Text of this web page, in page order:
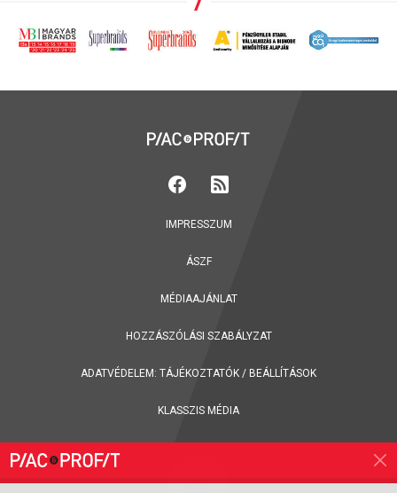
IMPRESSZUM
ÁSZF
MÉDIAAJÁNLAT
HOZZÁSZÓLÁSI SZABÁLYZAT
ADATVÉDELEM: TÁJÉKOZTATÓK / BEÁLLÍTÁSOK
KLASSZIS MÉDIA